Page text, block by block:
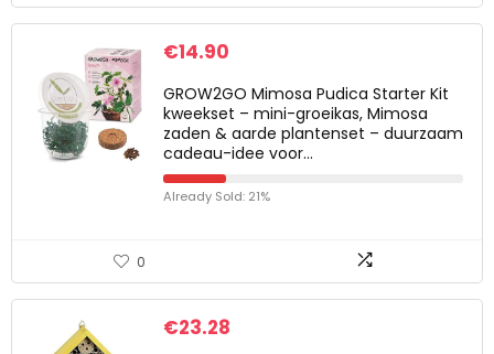
€14.90
GROW2GO Mimosa Pudica Starter Kit
kweekset – mini-groeikas, Mimosa
zaden & aarde plantenset – duurzaam
cadeau-idee voor…
Already Sold: 21%
0
€23.28